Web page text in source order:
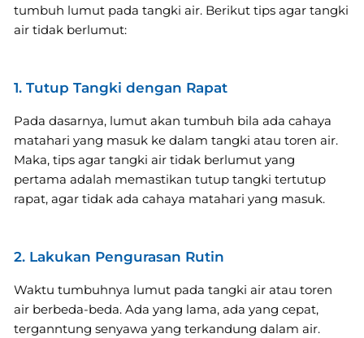
tumbuh lumut pada tangki air. Berikut tips agar tangki
air tidak berlumut:
1. Tutup Tangki dengan Rapat
Pada dasarnya, lumut akan tumbuh bila ada cahaya
matahari yang masuk ke dalam tangki atau toren air.
Maka, tips agar tangki air tidak berlumut yang
pertama adalah memastikan tutup tangki tertutup
rapat, agar tidak ada cahaya matahari yang masuk.
2. Lakukan Pengurasan Rutin
Waktu tumbuhnya lumut pada tangki air atau toren
air berbeda-beda. Ada yang lama, ada yang cepat,
terganntung senyawa yang terkandung dalam air.